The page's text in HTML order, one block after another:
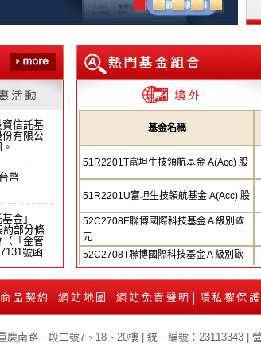
資信託基
有限公
幣
金」
約部分條
「金管
號函
7月23日
系列－環
基金名稱
51R2201T富坦生技領航基金 A(Acc) 股
51R2201U富坦生技領航基金 A(Acc) 股
52C2708E聯博國際科技基金Ａ級別歐
元
52C2708T聯博國際科技基金Ａ級別歐
元
元
元
品契約 │網站地圖 │網站免責聲明 隱私權保
慶南路一段二號7、18、20樓 | 統一編號：23113343 |